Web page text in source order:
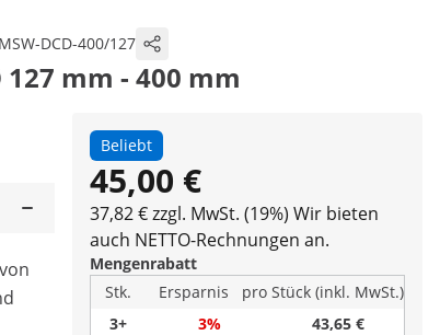
MSW-DCD-400/127
mm - 400 mm
Beliebt
45,00 €
37,82 € zzgl. MwSt. (19%) Wir bieten
auch NETTO-Rechnungen an.
Mengenrabatt
Stk.
Ersparnis
pro Stück (inkl. MwSt.)
3+
3%
43,65 €